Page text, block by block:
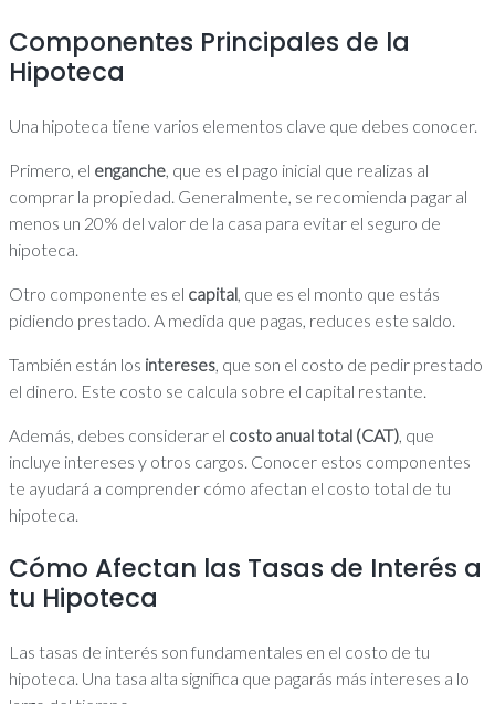
Componentes Principales de la
Hipoteca
Una hipoteca tiene varios elementos clave que debes conocer.
Primero, el enganche, que es el pago inicial que realizas al
comprar la propiedad. Generalmente, se recomienda pagar al
menos un 20% del valor de la casa para evitar el seguro de
hipoteca.
Otro componente es el capital, que es el monto que estás
pidiendo prestado. A medida que pagas, reduces este saldo.
También están los intereses, que son el costo de pedir prestado
el dinero. Este costo se calcula sobre el capital restante.
Además, debes considerar el costo anual total (CAT), que
incluye intereses y otros cargos. Conocer estos componentes
te ayudará a comprender cómo afectan el costo total de tu
hipoteca.
Cómo Afectan las Tasas de Interés a
tu Hipoteca
Las tasas de interés son fundamentales en el costo de tu
hipoteca. Una tasa alta significa que pagarás más intereses a lo